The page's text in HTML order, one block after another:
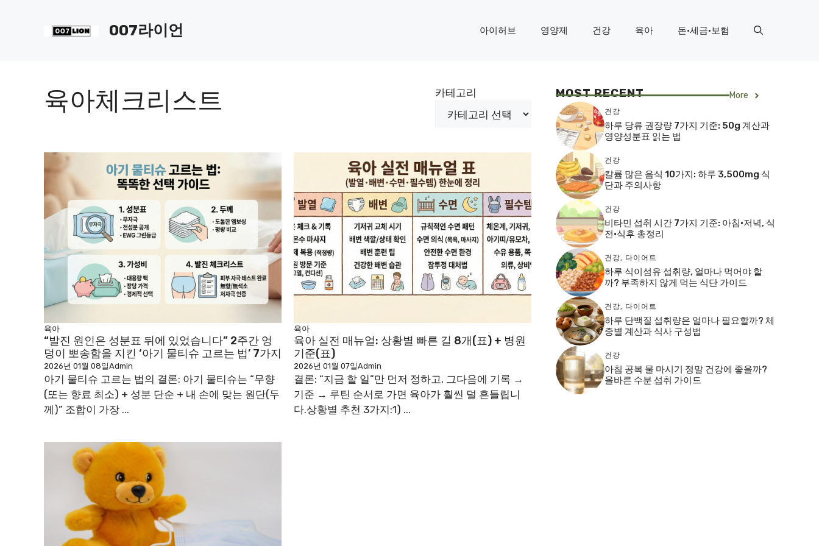
007라이언 아이허브 영양제 건강 육아 돈·세금·보험
육아체크리스트 카테고리
육아
“발진 원인은 성분표 뒤에 있었습니다” 2주간 엉
덩이 뽀송함을 지킨 ‘아기 물티슈 고르는 법’ 7가지
2026년 01월 08일Admin
아기 물티슈 고르는 법의 결론: 아기 물티슈는 “무향
(또는 향료 최소) + 성분 단순 + 내 손에 맞는 원단(두
께)” 조합이 가장 ...
육아
육아 실전 매뉴얼: 상황별 빠른 길 8개(표) + 병원
기준(표)
2026년 01월 07일Admin
결론: “지금 할 일”만 먼저 정하고, 그다음에 기록 →
기준 → 루틴 순서로 가면 육아가 훨씬 덜 흔들립니
다.상황별 추천 3가지:1) ...
MOST RECENT More
건강
하루 당류 권장량 7가지 기준: 50g 계산과
영양성분표 읽는 법
건강
칼륨 많은 음식 10가지: 하루 3,500mg 식
단과 주의사항
건강
비타민 섭취 시간 7가지 기준: 아침·저녁, 식
전·식후 총정리
건강, 다이어트
하루 식이섬유 섭취량, 얼마나 먹어야 할
까? 부족하지 않게 먹는 식단 가이드
건강, 다이어트
하루 단백질 섭취량은 얼마나 필요할까? 체
중별 계산과 식사 구성법
건강
아침 공복 물 마시기 정말 건강에 좋을까?
올바른 수분 섭취 가이드